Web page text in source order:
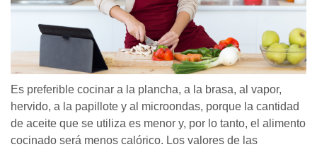
Es preferible cocinar a la plancha, a la brasa, al vapor,
hervido, a la papillote y al microondas, porque la cantidad
de aceite que se utiliza es menor y, por lo tanto, el alimento
cocinado será menos calórico. Los valores de las